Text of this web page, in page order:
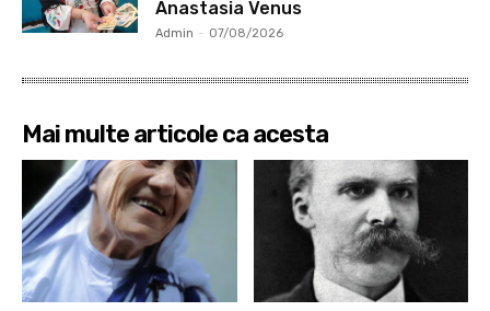
Anastasia Venus
Admin - 07/08/2026
Mai multe articole ca acesta